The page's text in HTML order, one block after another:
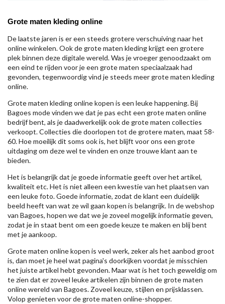
Grote maten kleding online
De laatste jaren is er een steeds grotere verschuiving naar het
online winkelen. Ook de grote maten kleding krijgt een grotere
plek binnen deze digitale wereld. Was je vroeger genoodzaakt om
een eind te rijden voor je een grote maten speciaalzaak had
gevonden, tegenwoordig vind je steeds meer grote maten kleding
online.
Grote maten kleding online kopen is een leuke happening. Bij
Bagoes mode vinden we dat je pas echt een grote maten online
bedrijf bent, als je daadwerkelijk ook de grote maten collecties
verkoopt. Collecties die doorlopen tot de grotere maten, maat 58-
60. Hoe moeilijk dit soms ook is, het blijft voor ons een grote
uitdaging om deze wel te vinden en onze trouwe klant aan te
bieden.
Het is belangrijk dat je goede informatie geeft over het artikel,
kwaliteit etc. Het is niet alleen een kwestie van het plaatsen van
een leuke foto. Goede informatie, zodat de klant een duidelijk
beeld heeft van wat ze wil gaan kopen is belangrijk. In de webshop
van Bagoes, hopen we dat we je zoveel mogelijk informatie geven,
zodat je in staat bent om een goede keuze te maken en blij bent
met je aankoop.
Grote maten online kopen is veel werk, zeker als het aanbod groot
is, dan moet je heel wat pagina's doorkijken voordat je misschien
het juiste artikel hebt gevonden. Maar wat is het toch geweldig om
te zien dat er zoveel leuke artikelen zijn binnen de grote maten
online wereld van Bagoes. Zoveel keuze, stijlen en prijsklassen.
Volop genieten voor de grote maten online-shopper.